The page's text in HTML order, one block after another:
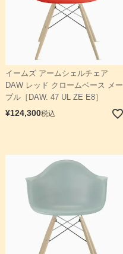
イームズ アームシェルチェア
DAW レッド クロームベース メー
プル［DAW. 47 UL ZE E8］
¥124,300税込